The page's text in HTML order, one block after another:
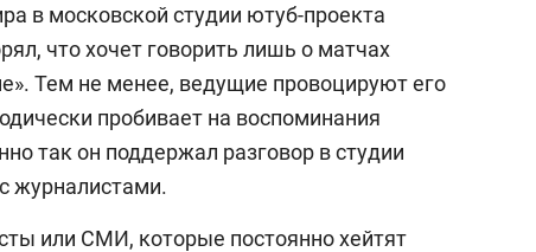
в московской студии ютуб-проекта
что хочет говорить лишь о матчах
Тем не менее, ведущие провоцируют его
пробивает на воспоминания
так он поддержал разговор в студии
журналистами.
или СМИ, которые постоянно хейтят